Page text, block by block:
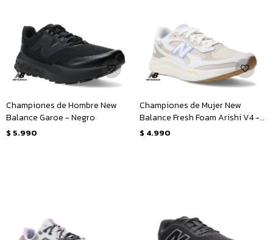
Championes de Hombre New
Balance Garoe - Negro
$ 5.990
Championes de Mujer New
Balance Fresh Foam Arishi V4 -
Beige - Lila
$ 4.990